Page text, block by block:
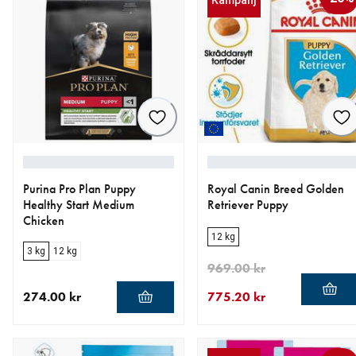
Purina Pro Plan Puppy
Healthy Start Medium
Chicken
3 kg 12 kg
274.00 kr
Royal Canin Breed Golden
Retriever Puppy
12 kg
775.20 kr
969.00 kr